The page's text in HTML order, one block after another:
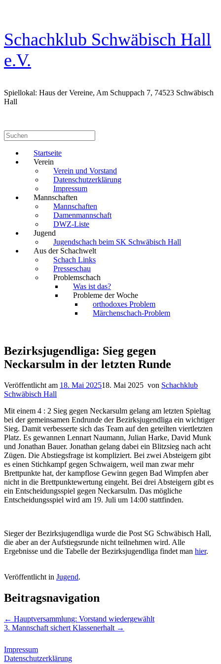
Schachklub Schwäbisch Hall
e.V.
Spiellokal: Haus der Vereine, Am Schuppach 7, 74523 Schwäbisch
Hall
Suchen
nach:
Startseite
Verein
Verein und Vorstand
Datenschutzerklärung
Impressum
Mannschaften
Mannschaften
Damenmannschaft
DWZ-Liste
Jugend
Jugendschach beim SK Schwäbisch Hall
Aus der Schachwelt
Schach Links
Presseschau
Problemschach
Was ist das?
Probleme der Woche
orthodoxes Problem
Märchenschach-Problem
Bezirksjugendliga: Sieg gegen
Neckarsulm in der letzten Runde
Veröffentlicht am 18. Mai 202518. Mai 2025 von Schachklub
Schwäbisch Hall
Mit einem 4 : 2 Sieg gegen Neckarsulm gelang am letzten Spieltag
bei der gemeinsamen Endrunde der Bezirksjugendliga ein wichtiger
Sieg. Damit verbesserte sich das Team auf den geteilten viertletzten
Platz. Es gewannen Lennart Naumann, Julian Harke, David Munk
und Jonathan Bauer. Jonathan gelang dabei ein Blitzsieg nach acht
Zügen. Die Abstiegsfrage ist kompliziert. Bei zwei Absteigern gibt
es einen Stichkampf gegen Schwaigern, weil man zwar mehr
Brettpunkte hat, der kampflose Gewinn gegen Bad Wimpfen aber
nicht in die Brettpunktewertung eingeht. Bei drei Absteigern gibt es
ein Entscheidungsspiel gegen Neckarsulm. Das mögliche
Entscheidungsspiel wird am 19. Juli um 14:00 stattfinden.
Sieger der Bezirksjugendliga wurde die Post SG Schwäbisch Hall,
die aber an der Aufstiegsrunde nicht teilnehmen wird. Alle
Ergebnisse und die Tabelle der Bezirksjugendliga findet man hier.
Veröffentlicht in Jugend.
Beitragsnavigation
← Hauptversammlung: Vorstand wiedergewählt
3. Mannschaft sichert Klassenerhalt →
Impressum
Datenschutzerklärung